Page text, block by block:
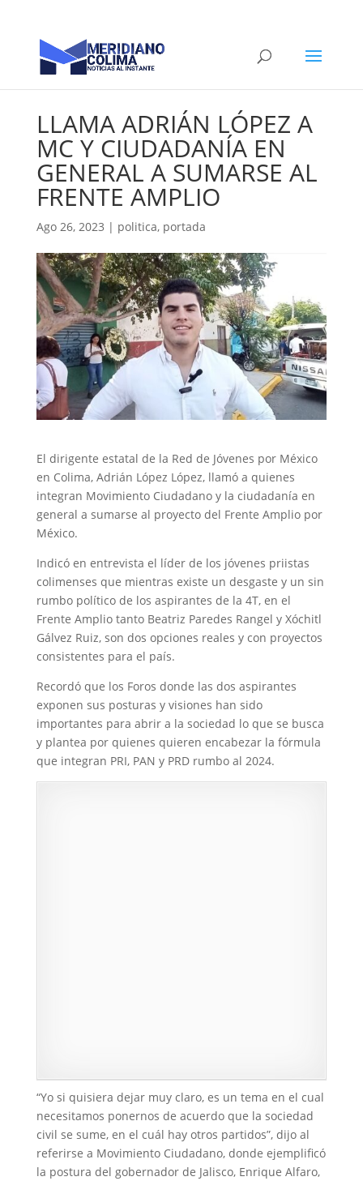
LLAMA ADRIÁN LÓPEZ A
MC Y CIUDADANÍA EN
GENERAL A SUMARSE AL
FRENTE AMPLIO
Ago 26, 2023 | politica, portada
El dirigente estatal de la Red de Jóvenes por México
en Colima, Adrián López López, llamó a quienes
integran Movimiento Ciudadano y la ciudadanía en
general a sumarse al proyecto del Frente Amplio por
México.
Indicó en entrevista el líder de los jóvenes priistas
colimenses que mientras existe un desgaste y un sin
rumbo político de los aspirantes de la 4T, en el
Frente Amplio tanto Beatriz Paredes Rangel y Xóchitl
Gálvez Ruiz, son dos opciones reales y con proyectos
consistentes para el país.
Recordó que los Foros donde las dos aspirantes
exponen sus posturas y visiones han sido
importantes para abrir a la sociedad lo que se busca
y plantea por quienes quieren encabezar la fórmula
que integran PRI, PAN y PRD rumbo al 2024.
“Yo si quisiera dejar muy claro, es un tema en el cual
necesitamos ponernos de acuerdo que la sociedad
civil se sume, en el cuál hay otros partidos”, dijo al
referirse a Movimiento Ciudadano, donde ejemplificó
la postura del gobernador de Jalisco, Enrique Alfaro,